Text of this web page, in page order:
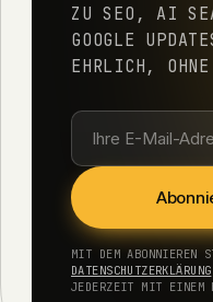
ZU SEO, AI
GOOGLE
EHRLICH,
MIT DEM ABONNIEREN
DATENSCHUTZERKLÄRUNG
JEDERZEIT MIT EINEM